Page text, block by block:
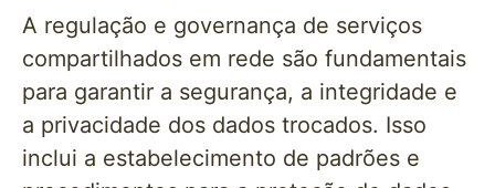
A regulação e governança de serviços
compartilhados em rede são fundamentais
para garantir a segurança, a integridade e
a privacidade dos dados trocados. Isso
inclui a estabelecimento de padrões e